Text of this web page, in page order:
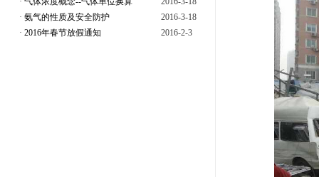
· 氨气的性质及安全防护
2016-3-18
· 2016年春节放假通知 2016-2-3